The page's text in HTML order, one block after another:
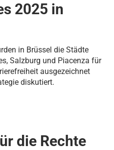
2025 in
in Brüssel die Städte
Salzburg und Piacenza für
ausgezeichnet
diskutiert.
die Rechte